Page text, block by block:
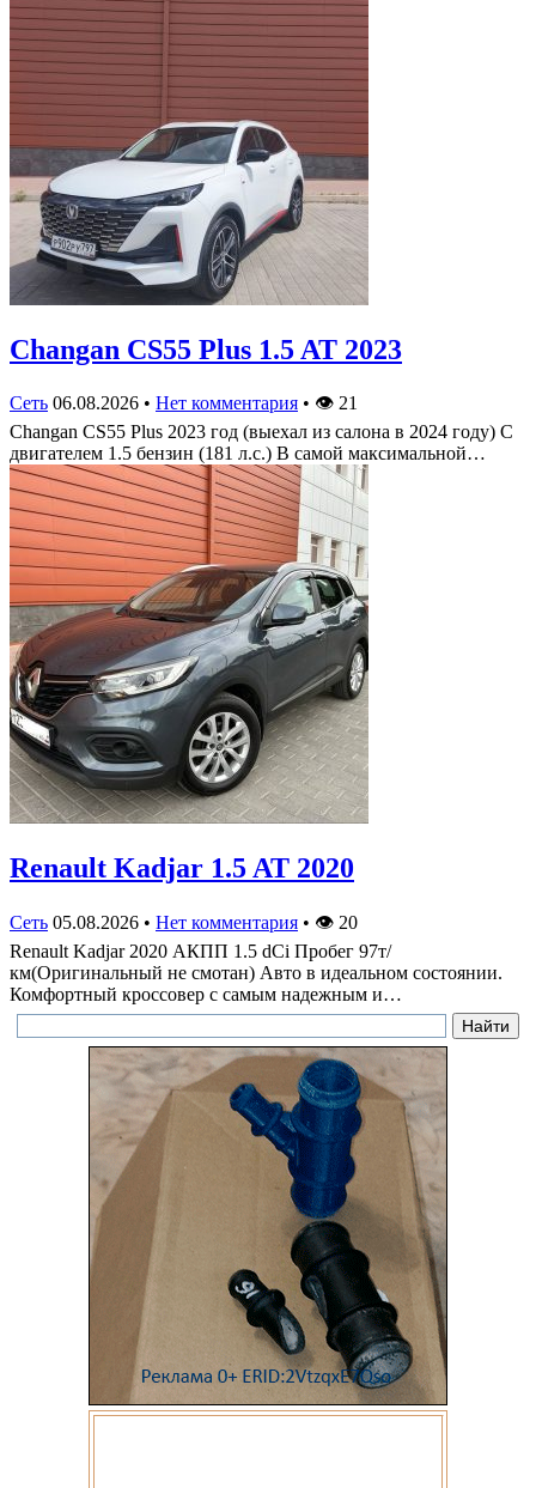
Changan CS55 Plus 1.5 AT 2023
Сеть 06.08.2026 • Нет комментария • 👁 21
Changan CS55 Plus 2023 год (выехал из салона в 2024 году) С
двигателем 1.5 бензин (181 л.с.) В самой максимальной…
Renault Kadjar 1.5 AT 2020
Сеть 05.08.2026 • Нет комментария • 👁 20
Renault Kadjar 2020 АКПП 1.5 dCi Пробег 97т/
км(Оригинальный не смотан) Авто в идеальном состоянии.
Комфортный кроссовер с самым надежным и…